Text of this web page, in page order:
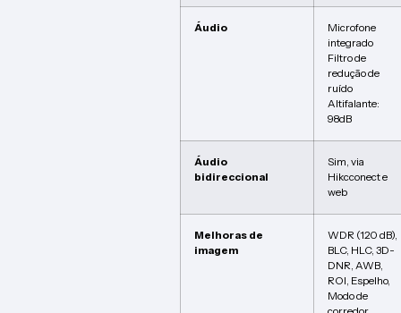
Áudio
Microfone
integrado
Filtro de
redução de
ruído
Altifalante:
98dB
Áudio
bidireccional
Sim, via
Hikcconect e
web
Melhoras de
imagem
WDR (120 dB),
BLC, HLC, 3D-
DNR, AWB,
ROI, Espelho,
Modo de